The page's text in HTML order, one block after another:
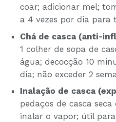
coar; adicionar mel;
a 4 vezes por dia para
Chá de casca (anti-
1 colher de sopa de
água; decocção 10
dia; não exceder 2
Inalação de casca
pedaços de casca
inalar o vapor; útil